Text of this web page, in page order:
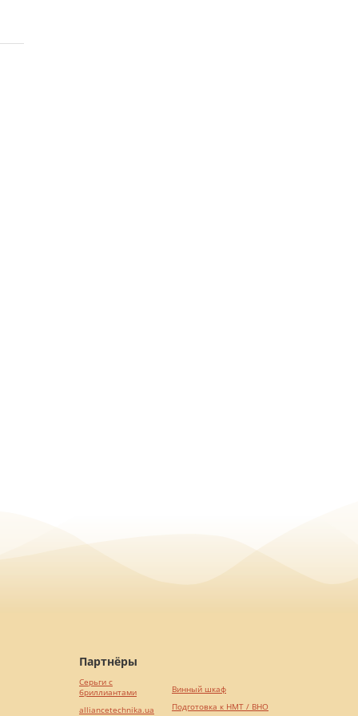
Партнёры
Серьги с
бриллиантами
alliancetechnika.ua
Винный шкаф
Подготовка к НМТ / ВНО